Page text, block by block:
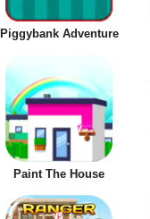
Piggybank Adventure
Paint The House